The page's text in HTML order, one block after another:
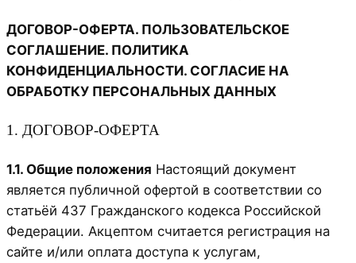
ДОГОВОР-ОФЕРТА. ПОЛЬЗОВАТЕЛЬСКОЕ
СОГЛАШЕНИЕ. ПОЛИТИКА
КОНФИДЕНЦИАЛЬНОСТИ. СОГЛАСИЕ НА
ОБРАБОТКУ ПЕРСОНАЛЬНЫХ ДАННЫХ
1. ДОГОВОР-ОФЕРТА
1.1. Общие положения Настоящий документ
является публичной офертой в соответствии со
статьёй 437 Гражданского кодекса Российской
Федерации. Акцептом считается регистрация на
сайте и/или оплата доступа к услугам,